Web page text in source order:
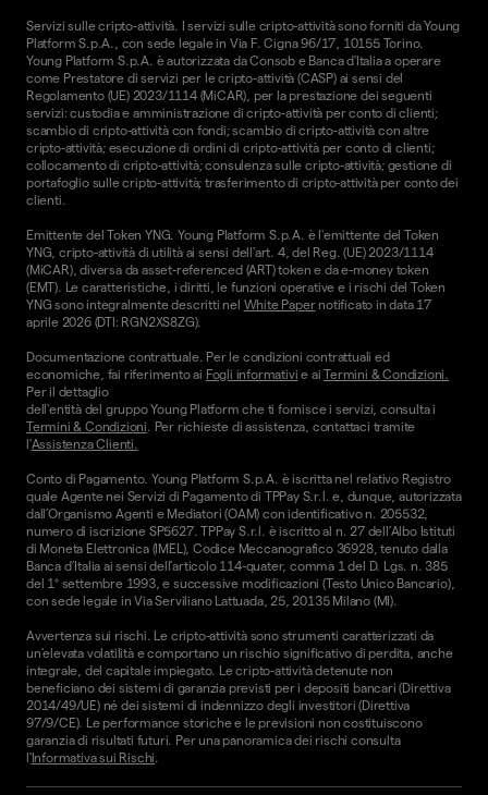
Servizi sulle cripto-attività. I servizi sulle cripto-attività sono forniti da Young
Platform S.p.A., con sede legale in Via F. Cigna 96/17, 10155 Torino.
Young Platform S.p.A. è autorizzata da Consob e Banca d'Italia a operare
come Prestatore di servizi per le cripto-attività (CASP) ai sensi del
Regolamento (UE) 2023/1114 (MiCAR), per la prestazione dei seguenti
servizi: custodia e amministrazione di cripto-attività per conto di clienti;
scambio di cripto-attività con fondi; scambio di cripto-attività con altre
cripto-attività; esecuzione di ordini di cripto-attività per conto di clienti;
collocamento di cripto-attività; consulenza sulle cripto-attività; gestione di
portafoglio sulle cripto-attività; trasferimento di cripto-attività per conto dei
clienti.
Emittente del Token YNG. Young Platform S.p.A. è l'emittente del Token
YNG, cripto-attività di utilità ai sensi dell'art. 4, del Reg. (UE) 2023/1114
(MiCAR), diversa da asset-referenced (ART) token e da e-money token
(EMT). Le caratteristiche, i diritti, le funzioni operative e i rischi del Token
YNG sono integralmente descritti nel White Papernotificato in data 17
aprile 2026 (DTI: RGN2XS8ZG).
Documentazione contrattuale. Per le condizioni contrattuali ed
economiche, fai riferimento ai Fogli informativi e aiTermini & Condizioni.
Per il dettaglio
dell'entità del gruppo Young Platform che ti fornisce i servizi, consulta i
Termini & Condizioni. Per richieste di assistenza, contattaci tramite
l'Assistenza Clienti.
Conto di Pagamento. Young Platform S.p.A. è iscritta nel relativo Registro
quale Agente nei Servizi di Pagamento di TPPay S.r.l. e, dunque, autorizzata
dall’Organismo Agenti e Mediatori (OAM) con identificativo n. 205532,
numero di iscrizione SP5627. TPPay S.r.l. è iscritto al n. 27 dell’Albo Istituti
di Moneta Elettronica (IMEL), Codice Meccanografico 36928, tenuto dalla
Banca d’Italia ai sensi dell’articolo 114-quater, comma 1 del D. Lgs. n. 385
del 1° settembre 1993, e successive modificazioni (Testo Unico Bancario),
con sede legale in Via Serviliano Lattuada, 25, 20135 Milano (MI).
Avvertenza sui rischi. Le cripto-attività sono strumenti caratterizzati da
un'elevata volatilità e comportano un rischio significativo di perdita, anche
integrale, del capitale impiegato. Le cripto-attività detenute non
beneficiano dei sistemi di garanzia previsti per i depositi bancari (Direttiva
2014/49/UE) né dei sistemi di indennizzo degli investitori (Direttiva
97/9/CE). Le performance storiche e le previsioni non costituiscono
garanzia di risultati futuri. Per una panoramica dei rischi consulta
l'Informativa sui Rischi.